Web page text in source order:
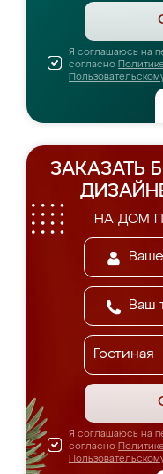
Я соглашаюсь на
согласно
ЗАКАЗАТЬ
НА ДОМ
Я соглашаюсь на
согласно